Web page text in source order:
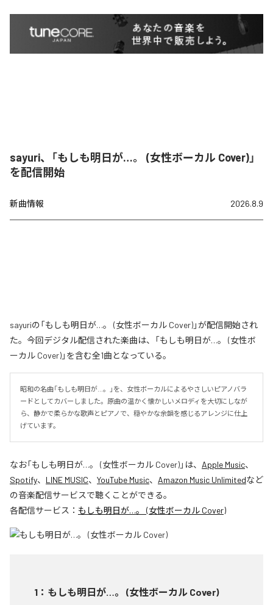
sayuri、「もしも明日が…。 (女性ボーカル Cover)」
を配信開始
新曲情報 2026.8.9
sayuriの「もしも明日が…。 (女性ボーカル Cover)」が配信開始され
た。今回デジタル配信された楽曲は、「もしも明日が…。 (女性ボ
ーカル Cover)」を含む全1曲となっている。
昭和の名曲「もしも明日が…。」を、女性ボーカルによるやさしいピアノバラ
ードとしてカバーしました。原曲の温かく懐かしいメロディを大切にしなが
ら、静かで柔らかな歌声とピアノで、穏やかな余韻を感じるアレンジに仕上
げています。
なお「もしも明日が…。 (女性ボーカル Cover)」は、 Apple Music、
Spotify、 LINE MUSIC、 YouTube Music、 Amazon Music Unlimitedなど
の音楽配信サービスで聴くことができる。
各配信サービス： もしも明日が…。 (女性ボーカル Cover)
1 ： もしも明日が…。 (女性ボーカル Cover)